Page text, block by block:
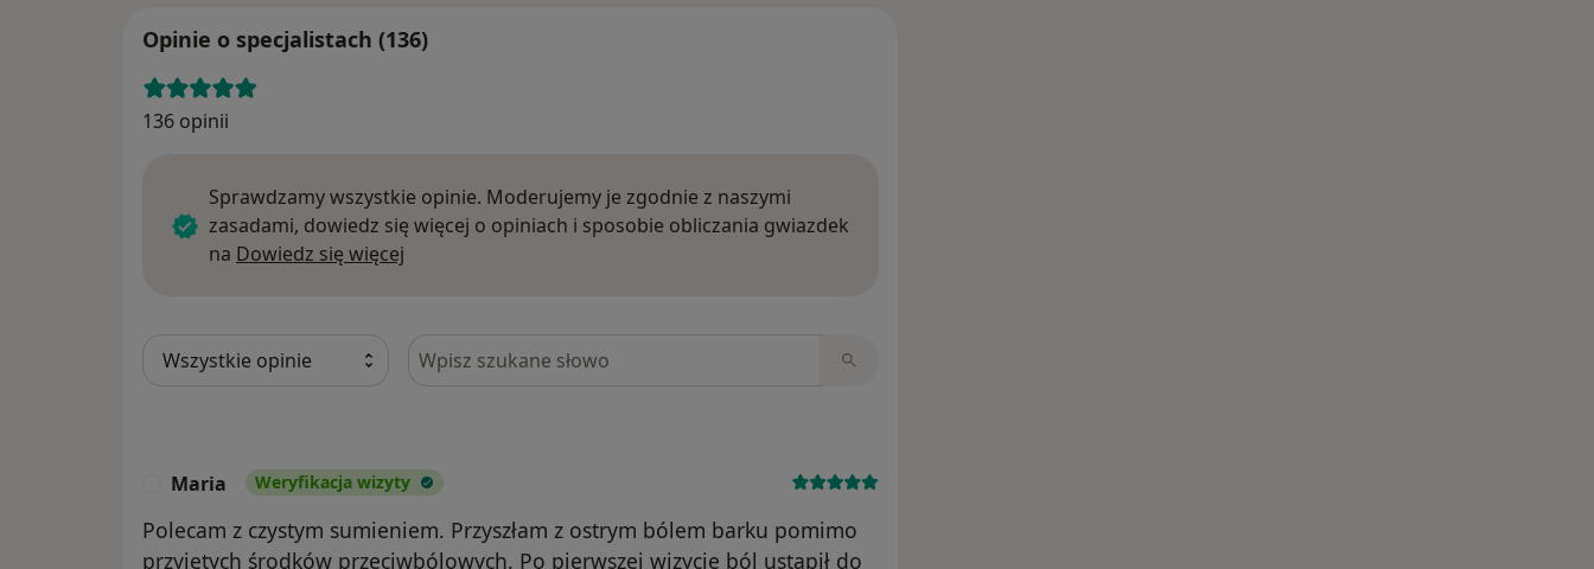
Opinie o specjalistach (136)
136 opinii
Sprawdzamy wszystkie opinie. Moderujemy je zgodnie z naszymi
zasadami, dowiedz się więcej o opiniach i sposobie obliczania gwiazdek
na Dowiedz się więcej
Szukaj w opiniach
Maria Weryfikacja wizyty
Polecam z czystym sumieniem. Przyszłam z ostrym bólem barku pomimo
przyjętych środków przeciwbólowych. Po pierwszej wizycie ból ustąpił do